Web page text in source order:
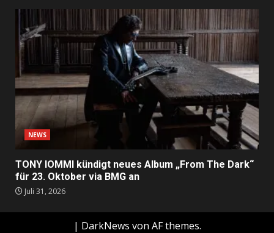
NEWS
TONY IOMMI kündigt neues Album „From The Dark“
für 23. Oktober via BMG an
Juli 31, 2026
| DarkNews von AF themes.